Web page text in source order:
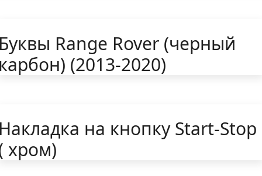
Range Rover (черный
(2013-2020)
на кнопку Start-Stop
хром)